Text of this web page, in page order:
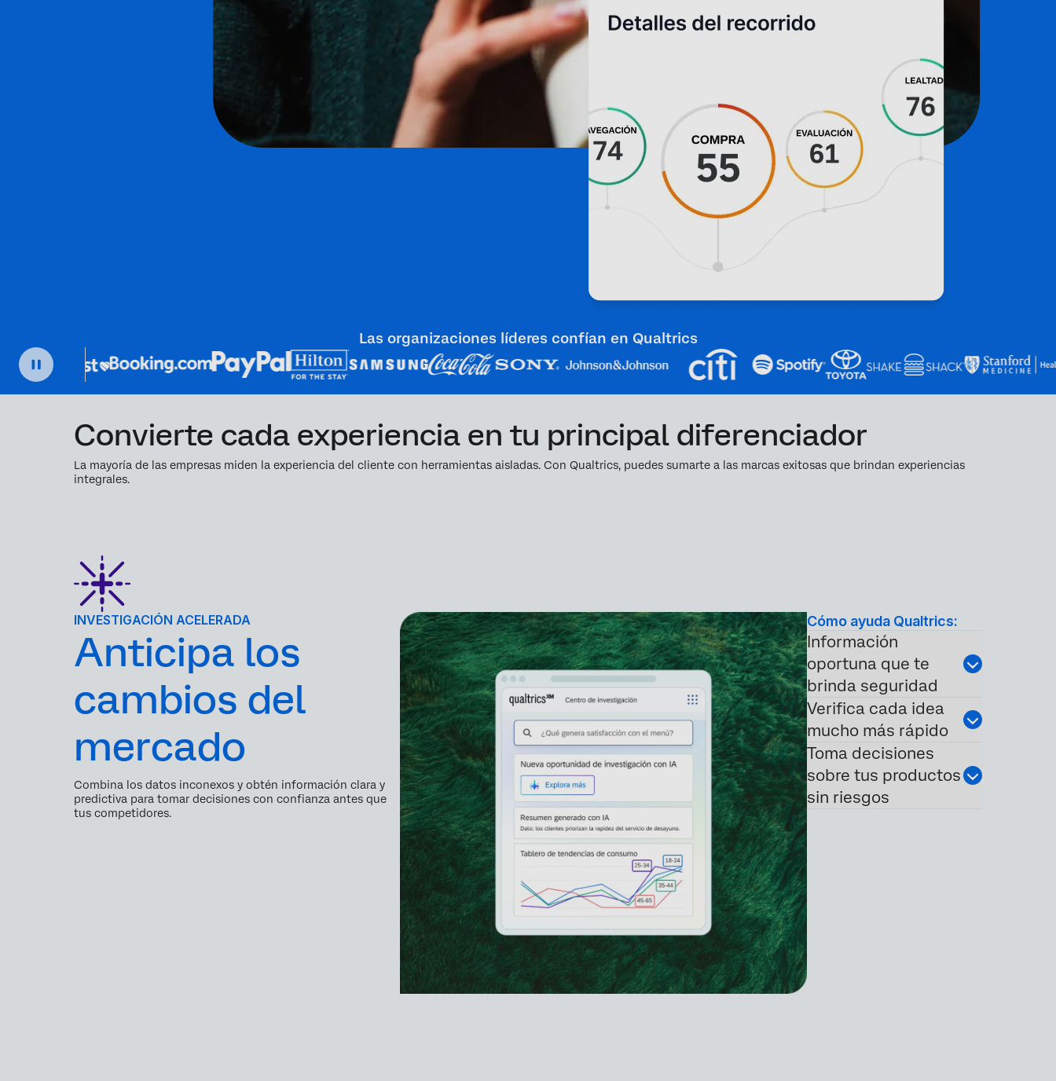
Las organizaciones líderes confían en Qualtrics
Convierte cada experiencia en tu principal diferenciador
La mayoría de las empresas miden la experiencia del cliente con herramientas aisladas. Con Qualtrics, puedes sumarte a las marcas exitosas que brindan experiencias
integrales.
INVESTIGACIÓN ACELERADA
Anticipa los
cambios del
mercado
Combina los datos inconexos y obtén información clara y
predictiva para tomar decisiones con confianza antes que
tus competidores.
Cómo ayuda Qualtrics:
Información
oportuna que te
brinda seguridad
Verifica cada idea
mucho más rápido
Toma decisiones
sobre tus productos
sin riesgos